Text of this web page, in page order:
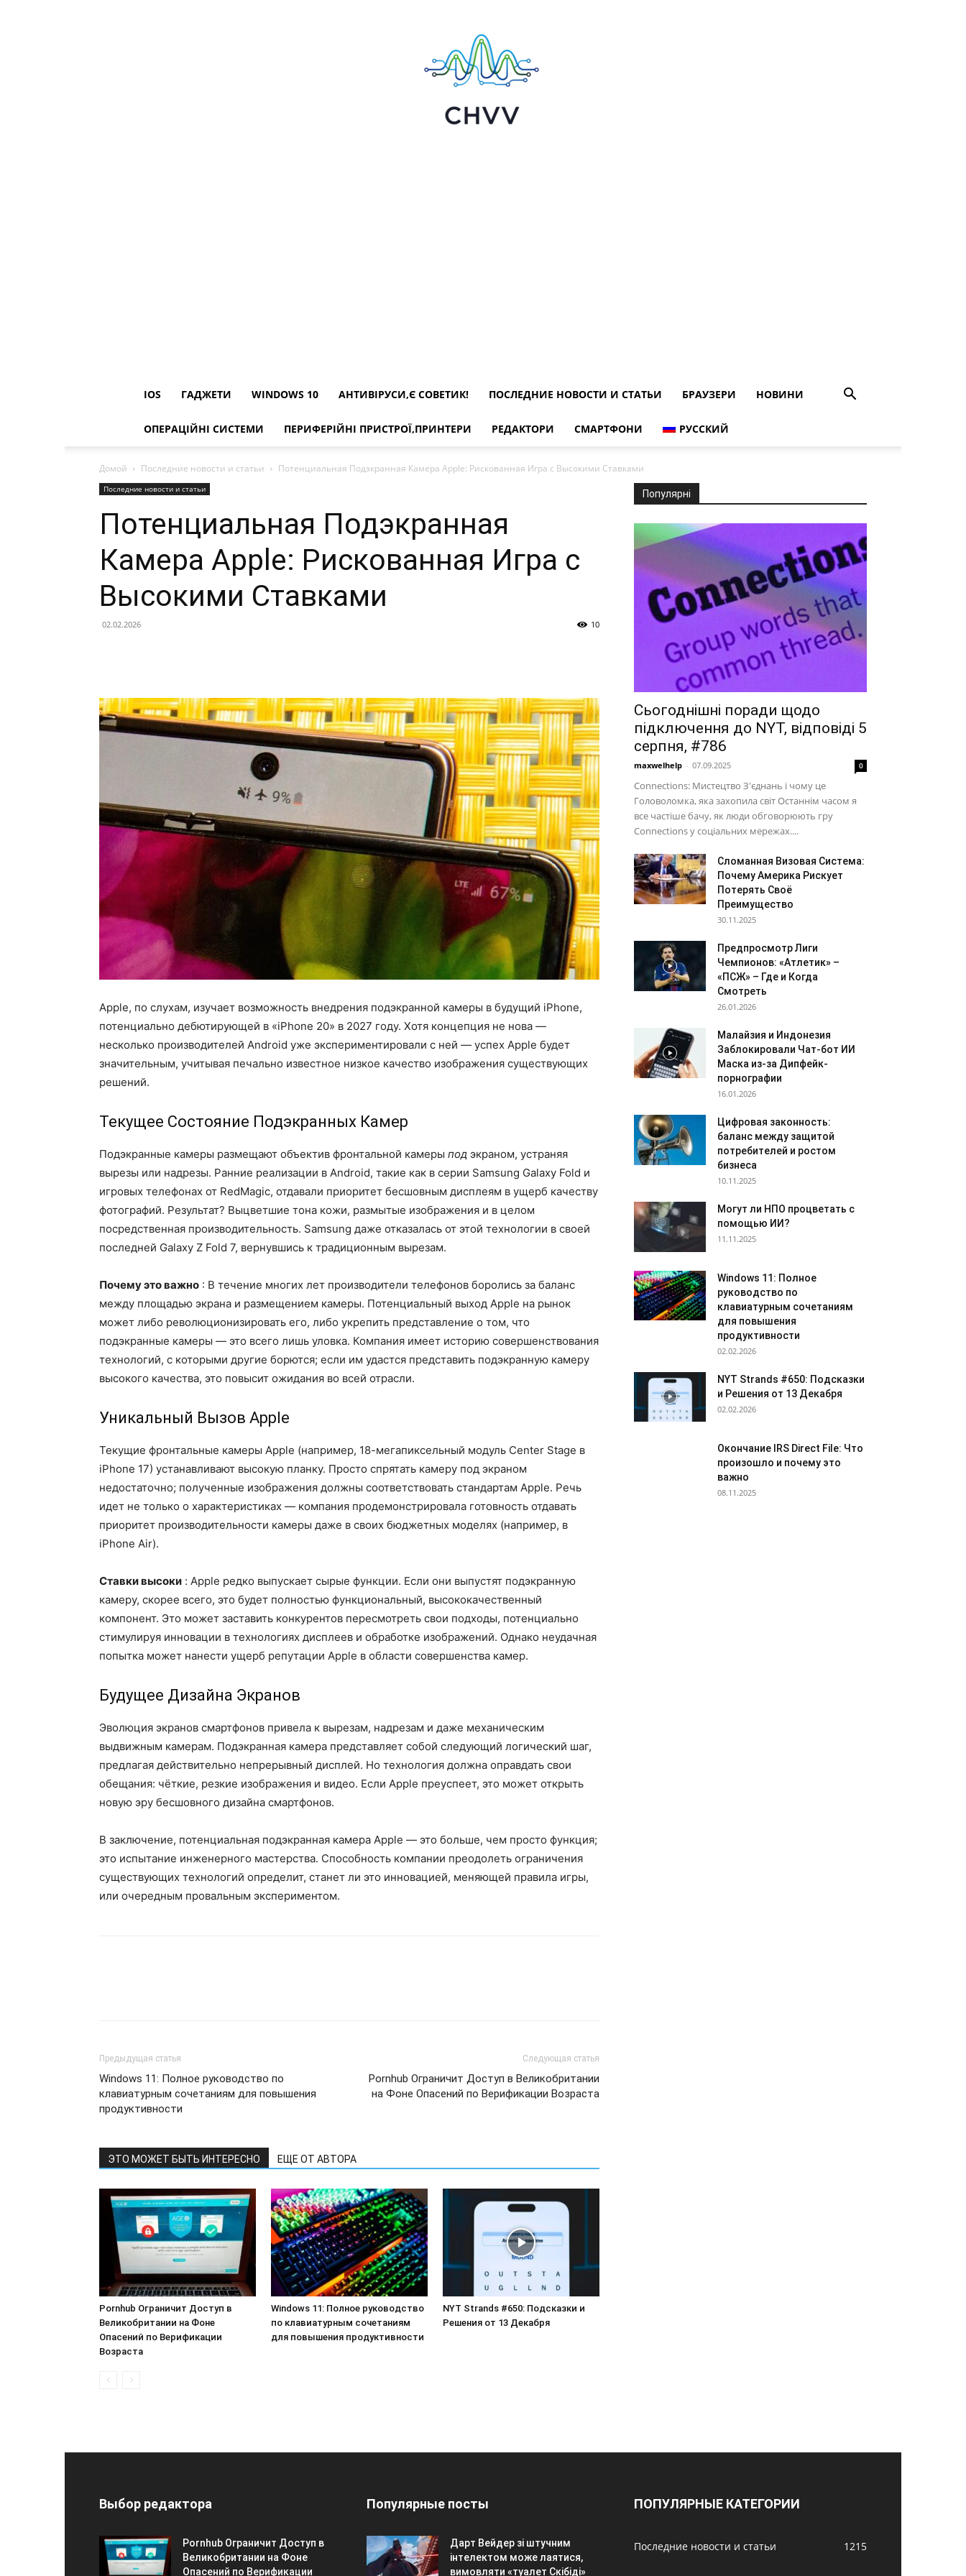
ИИ
трендов
IOS ГАДЖЕТИ WINDOWS 10 АНТИВІРУСИ,Є СОВЕТИК! ПОСЛЕДНИЕ НОВОСТИ И СТАТЬИ БРАУЗЕРИ НОВИНИ
ОПЕРАЦІЙНІ СИСТЕМИ ПЕРИФЕРІЙНІ ПРИСТРОЇ,ПРИНТЕРИ РЕДАКТОРИ СМАРТФОНИ РУССКИЙ
Домой Последние новости и статьи Потенциальная Подэкранная Камера Apple: Рискованная Игра с Высокими Ставками
Последние новости и статьи
Потенциальная Подэкранная
Камера Apple: Рискованная Игра с
Высокими Ставками
02.02.2026 10
Apple, по слухам, изучает возможность внедрения подэкранной камеры в будущий iPhone,
потенциально дебютирующей в «iPhone 20» в 2027 году. Хотя концепция не нова —
несколько производителей Android уже экспериментировали с ней — успех Apple будет
значительным, учитывая печально известное низкое качество изображения существующих
решений.
Текущее Состояние Подэкранных Камер
Подэкранные камеры размещают объектив фронтальной камеры под экраном, устраняя
вырезы или надрезы. Ранние реализации в Android, такие как в серии Samsung Galaxy Fold и
игровых телефонах от RedMagic, отдавали приоритет бесшовным дисплеям в ущерб качеству
фотографий. Результат? Выцветшие тона кожи, размытые изображения и в целом
посредственная производительность. Samsung даже отказалась от этой технологии в своей
последней Galaxy Z Fold 7, вернувшись к традиционным вырезам.
Почему это важно : В течение многих лет производители телефонов боролись за баланс
между площадью экрана и размещением камеры. Потенциальный выход Apple на рынок
может либо революционизировать его, либо укрепить представление о том, что
подэкранные камеры — это всего лишь уловка. Компания имеет историю совершенствования
технологий, с которыми другие борются; если им удастся представить подэкранную камеру
высокого качества, это повысит ожидания во всей отрасли.
Уникальный Вызов Apple
Текущие фронтальные камеры Apple (например, 18-мегапиксельный модуль Center Stage в
iPhone 17) устанавливают высокую планку. Просто спрятать камеру под экраном
недостаточно; полученные изображения должны соответствовать стандартам Apple. Речь
идет не только о характеристиках — компания продемонстрировала готовность отдавать
приоритет производительности камеры даже в своих бюджетных моделях (например, в
iPhone Air).
Ставки высоки : Apple редко выпускает сырые функции. Если они выпустят подэкранную
камеру, скорее всего, это будет полностью функциональный, высококачественный
компонент. Это может заставить конкурентов пересмотреть свои подходы, потенциально
стимулируя инновации в технологиях дисплеев и обработке изображений. Однако неудачная
попытка может нанести ущерб репутации Apple в области совершенства камер.
Будущее Дизайна Экранов
Эволюция экранов смартфонов привела к вырезам, надрезам и даже механическим
выдвижным камерам. Подэкранная камера представляет собой следующий логический шаг,
предлагая действительно непрерывный дисплей. Но технология должна оправдать свои
обещания: чёткие, резкие изображения и видео. Если Apple преуспеет, это может открыть
новую эру бесшовного дизайна смартфонов.
В заключение, потенциальная подэкранная камера Apple — это больше, чем просто функция;
это испытание инженерного мастерства. Способность компании преодолеть ограничения
существующих технологий определит, станет ли это инновацией, меняющей правила игры,
или очередным провальным экспериментом.
Предыдущая статья
Windows 11: Полное руководство по
клавиатурным сочетаниям для повышения
продуктивности
Следующая статья
Pornhub Ограничит Доступ в Великобритании
на Фоне Опасений по Верификации Возраста
ЭТО МОЖЕТ БЫТЬ ИНТЕРЕСНО ЕЩЕ ОТ АВТОРА
Pornhub Ограничит Доступ в
Великобритании на Фоне
Опасений по Верификации
Возраста
Windows 11: Полное руководство
по клавиатурным сочетаниям
для повышения продуктивности
NYT Strands #650: Подсказки и
Решения от 13 Декабря
Популярні
Сьогоднішні поради щодо
підключення до NYT, відповіді 5
серпня, #786
maxwelhelp - 07.09.2025 0
Connections: Мистецтво З'єднань і чому це
Головоломка, яка захопила світ Останнім часом я
все частіше бачу, як люди обговорюють гру
Connections у соціальних мережах....
Сломанная Визовая Система:
Почему Америка Рискует
Потерять Своё
Преимущество
30.11.2025
Предпросмотр Лиги
Чемпионов: «Атлетик» –
«ПСЖ» – Где и Когда
Смотреть
26.01.2026
Малайзия и Индонезия
Заблокировали Чат-бот ИИ
Маска из-за Дипфейк-
порнографии
16.01.2026
Цифровая законность:
баланс между защитой
потребителей и ростом
бизнеса
10.11.2025
Могут ли НПО процветать с
помощью ИИ?
11.11.2025
Windows 11: Полное
руководство по
клавиатурным сочетаниям
для повышения
продуктивности
02.02.2026
NYT Strands #650: Подсказки
и Решения от 13 Декабря
02.02.2026
Окончание IRS Direct File: Что
произошло и почему это
важно
08.11.2025
Выбор редактора
Pornhub Ограничит Доступ в
Великобритании на Фоне
Опасений по Верификации
Популярные посты
Дарт Вейдер зі штучним
інтелектом може лаятися,
вимовляти «туалет Скібіді»
ПОПУЛЯРНЫЕ КАТЕГОРИИ
Последние новости и статьи 1215